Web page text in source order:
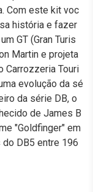
Com este kit voc
história e fazer
GT (Gran Turis
Martin e projeta
Carrozzeria Touri
evolução da sé
da série DB, o
de James B
"Goldfinger" em
DB5 entre 196